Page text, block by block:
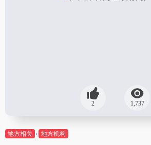
2 1,737
地方相关 地方机构